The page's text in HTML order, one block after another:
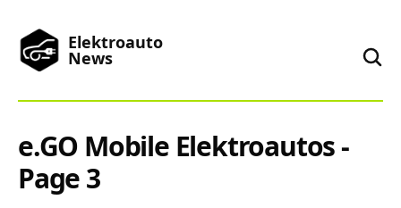
Elektroauto
News
e.GO Mobile Elektroautos -
Page 3
Marken